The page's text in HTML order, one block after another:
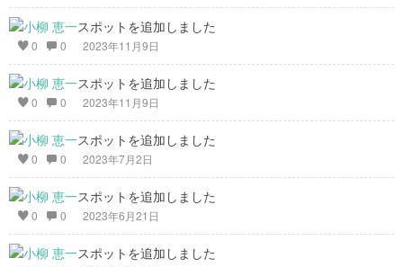
スポットを追加しました
0 0 2023年11月9日
スポットを追加しました
0 0 2023年11月9日
スポットを追加しました
0 0 2023年7月2日
スポットを追加しました
0 0 2023年6月21日
スポットを追加しました